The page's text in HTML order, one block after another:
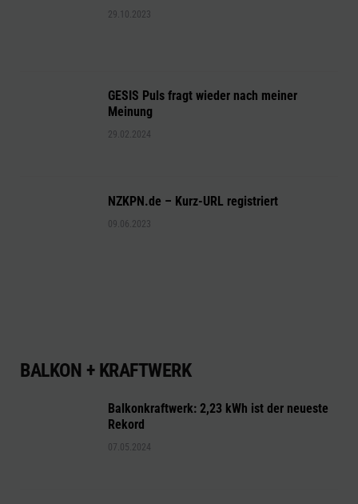
29.10.2023
GESIS Puls fragt wieder nach meiner
Meinung
29.02.2024
NZKPN.de – Kurz-URL registriert
09.06.2023
BALKON + KRAFTWERK
Balkonkraftwerk: 2,23 kWh ist der neueste
Rekord
07.05.2024